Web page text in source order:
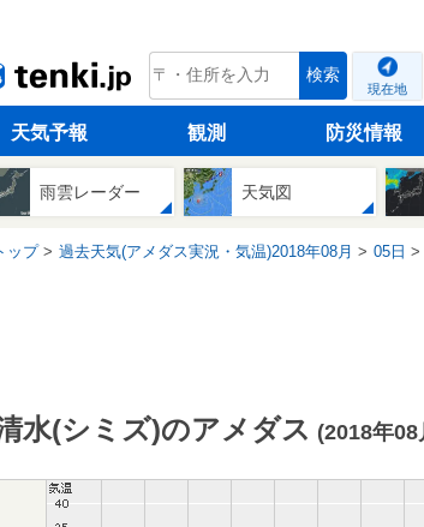
tenki.jp 検索
現在地
天気予報 観測 防災情報
雨雲レーダー 天気図
ップ 過去天気(アメダス実況・気温)2018年08月 05日
水(シミズ)のアメダス (2018年08